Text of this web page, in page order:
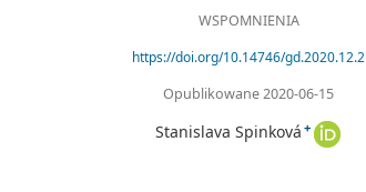
WSPOMNIENIA
https://doi.org/10.14746/gd.2020.12.2
Opublikowane 2020-06-15
Stanislava Spinková +